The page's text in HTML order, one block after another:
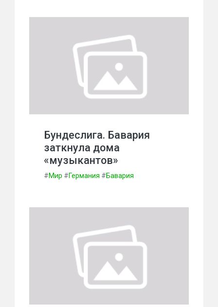
Бундеслига. Бавария
заткнула дома
«музыкантов»
#Мир #Германия #Бавария